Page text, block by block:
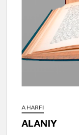
A HARFI
ALANIY